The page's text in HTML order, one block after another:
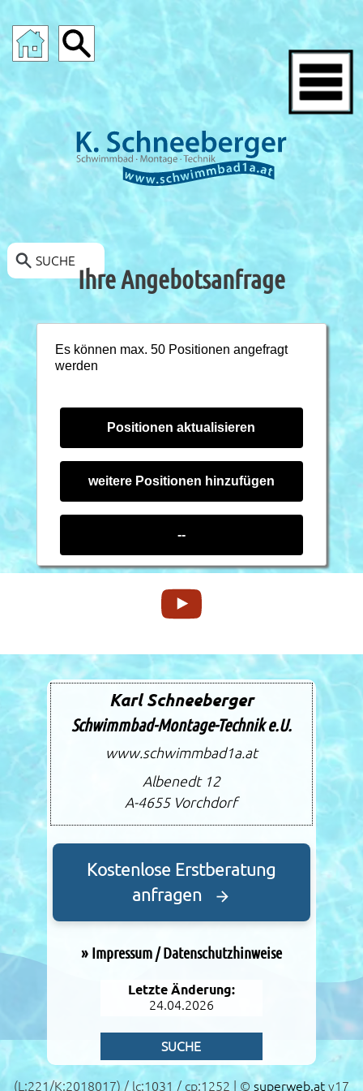
SUCHE
SCHWIMMBAD-ANGEBOTE
Ihre Angebotsanfrage
Es können max. 50 Positionen angefragt
werden
Karl Schneeberger
Schwimmbad-Montage-Technik e.U.
www.schwimmbad1a.at
Albenedt 12
A-4655 Vorchdorf
Kostenlose Erstberatung
anfragen
» Impressum / Datenschutzhinweise
Letzte Änderung:
24.04.2026
SUCHE
(L:221/K:2018017) / lc:1031 / cp:1252 | © superweb.at v17